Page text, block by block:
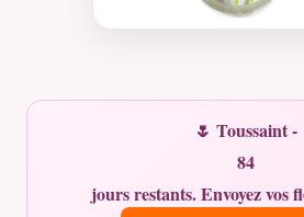
🌷 Toussaint -
84
jours restants. Envoyez vos